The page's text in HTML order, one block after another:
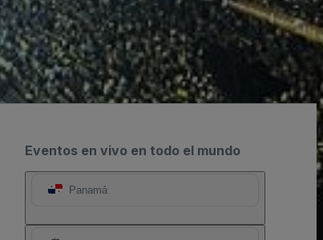
Eventos en vivo en todo el mundo
Panamá